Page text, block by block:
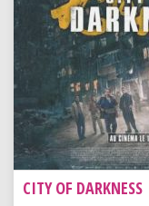
CITY OF DARKNESS